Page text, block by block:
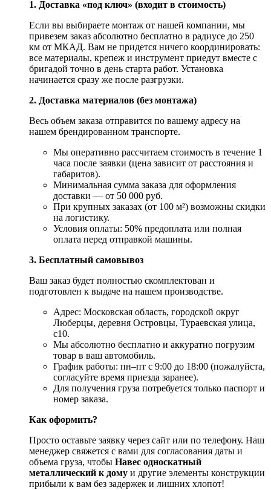
1. Доставка «под ключ» (входит в стоимость)
Если вы выбираете монтаж от нашей компании, мы
привезем заказ абсолютно бесплатно в радиусе до 250
км от МКАД. Вам не придется ничего координировать:
все материалы, крепеж и инструмент приедут вместе с
бригадой точно в день старта работ. Установка
начинается сразу же после разгрузки.
2. Доставка материалов (без монтажа)
Весь объем заказа отправится по вашему адресу на
нашем брендированном транспорте.
Мы оперативно рассчитаем стоимость в течение 1
часа после заявки (цена зависит от расстояния и
габаритов).
Минимальная сумма заказа для оформления
доставки — от 50 000 руб.
При крупных заказах (от 100 м²) возможны скидки
на логистику.
Условия оплаты: 50% предоплата или полная
оплата перед отправкой машины.
3. Бесплатный самовывоз
Ваш заказ будет полностью скомплектован и
подготовлен к выдаче на нашем производстве.
Адрес: Московская область, городской округ
Люберцы, деревня Островцы, Тураевская улица,
с10.
Мы абсолютно бесплатно и аккуратно погрузим
товар в ваш автомобиль.
График работы: пн–пт с 9:00 до 18:00 (пожалуйста,
согласуйте время приезда заранее).
Для получения груза потребуется только паспорт и
номер заказа.
Как оформить?
Просто оставьте заявку через сайт или по телефону. Наш
менеджер свяжется с вами для согласования даты и
объема груза, чтобы Навес односкатный
металлический к дому и другие элементы конструкции
прибыли к вам без задержек и лишних хлопот!